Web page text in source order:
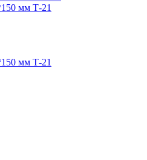
мм Т-21
мм Т-21